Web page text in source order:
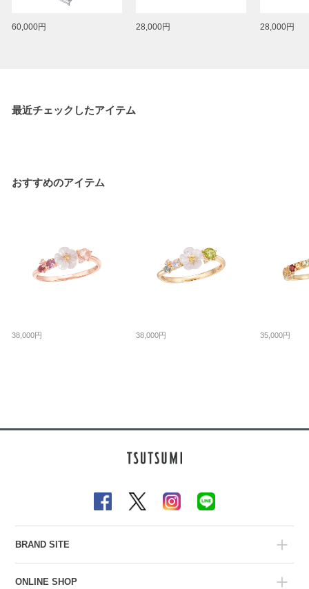
60,000円 28,000円 28,000円
最近チェックしたアイテム
おすすめのアイテム
38,000円 38,000円 35,000円
BRAND SITE
ONLINE SHOP